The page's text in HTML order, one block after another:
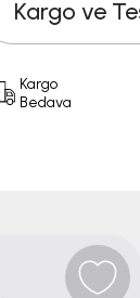
Kargo ve
Kargo
Bedava